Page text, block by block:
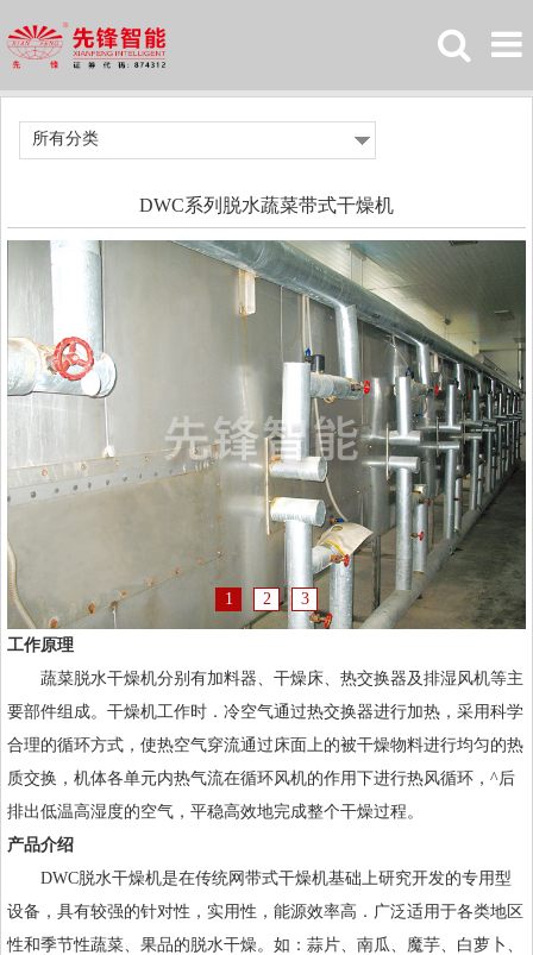
所有分类
DWC系列脱水蔬菜带式干燥机
1 2 3
工作原理
蔬菜脱水干燥机分别有加料器、干燥床、热交换器及排湿风机等主
要部件组成。干燥机工作时．冷空气通过热交换器进行加热，采用科学
合理的循环方式，使热空气穿流通过床面上的被干燥物料进行均匀的热
质交换，机体各单元内热气流在循环风机的作用下进行热风循环，^后
排出低温高湿度的空气，平稳高效地完成整个干燥过程。
产品介绍
DWC脱水干燥机是在传统网带式干燥机基础上研究开发的专用型
设备，具有较强的针对性，实用性，能源效率高．广泛适用于各类地区
性和季节性蔬菜、果品的脱水干燥。如：蒜片、南瓜、魔芋、白萝卜、